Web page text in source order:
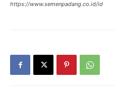
https://www.semenpadang.co.id/id